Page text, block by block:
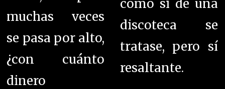
muchas veces
se pasa por alto,
¿con cuánto
dinero
como si de una
discoteca se
tratase, pero sí
resaltante.